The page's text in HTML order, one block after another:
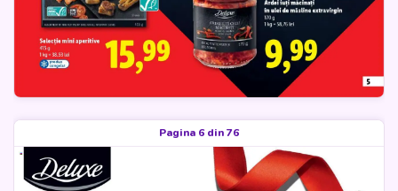
Pagina 6 din 76